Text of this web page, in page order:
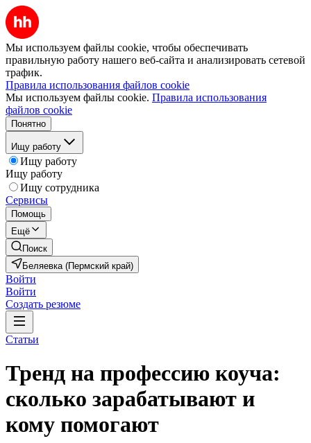
Мы используем файлы cookie, чтобы обеспечивать
правильную работу нашего веб-сайта и анализировать сетевой
трафик.
Правила использования файлов cookie
Мы используем файлы cookie. Правила использования
файлов cookie
Понятно
Ищу работу
Ищу работу
Ищу работу
Ищу сотрудника
Сервисы
Помощь
Ещё
Поиск
Беляевка (Пермский край)
Войти
Войти
Создать резюме
Статьи
Тренд на профессию коуча:
сколько зарабатывают и
кому помогают